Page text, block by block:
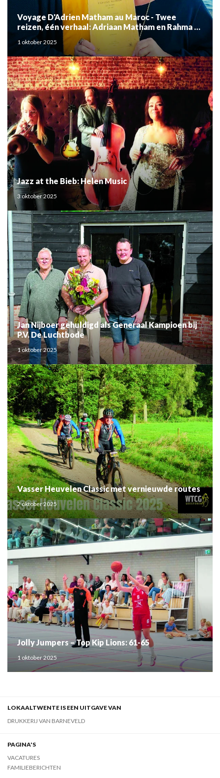
Voyage D'Adrien Matham au Maroc - Twee
reizen, één verhaal: Adriaan Matham en Rahma el
Mouden
1 oktober 2025
Jazz at the Bieb: Helen Music
3 oktober 2025
Jan Nijboer gehuldigd als Generaal Kampioen bij
P.V. De Luchtbode
1 oktober 2025
Vasser Heuvelen Classic met vernieuwde routes
2 oktober 2025
Jolly Jumpers – Top Kip Lions: 61-65
1 oktober 2025
LOKAALTWENTE IS EEN UITGAVE VAN
DRUKKERIJ VAN BARNEVELD
PAGINA'S
VACATURES
FAMILIEBERICHTEN